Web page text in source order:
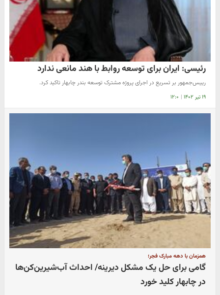
رئیسی: ایران برای توسعه روابط با هند مانعی ندارد
رییس‌جمهور بر تسریع در اجرای پروژه مشترک توسعه بندر چابهار تاکید کرد.
۱۹ تیر ۱۴۰۲ | ۱۲:۰
همزمان با دهه مبارک فجر؛
گامی برای حل یک مشکل دیرینه/ احداث آب‌شیرین‌کن‌ها
در چابهار کلید خورد